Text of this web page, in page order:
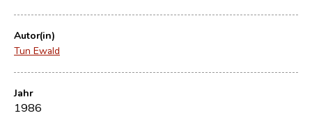
Autor(in)
Tun Ewald
Jahr
1986